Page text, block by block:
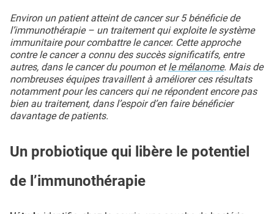
Environ un patient atteint de cancer sur 5 bénéficie de
l’immunothérapie – un traitement qui exploite le système
immunitaire pour combattre le cancer. Cette approche
contre le cancer a connu des succès significatifs, entre
autres, dans le cancer du poumon etle mélanome. Mais de
nombreuses équipes travaillent à améliorer ces résultats
notamment pour les cancers qui ne répondent encore pas
bien au traitement, dans l’espoir d’en faire bénéficier
davantage de patients.
Un probiotique qui libère le potentiel
de l’immunothérapie